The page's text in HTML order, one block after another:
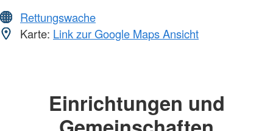
Rettungswache
Karte: Link zur Google Maps Ansicht
Einrichtungen und